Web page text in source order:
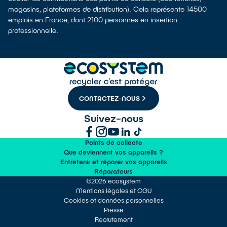
magasins, plateformes de distribution). Cela représente 14500
emplois en France, dont 2100 personnes en insertion
professionnelle.
CONTACTEZ-NOUS
Suivez-nous
Points de collecte
Que deviennent vos appareils ?
Entretenir et réparer vos appareils
Réparateurs
©2026 ecosystem
Mentions légales et CGU
Cookies et données personnelles
Presse
Recrutement